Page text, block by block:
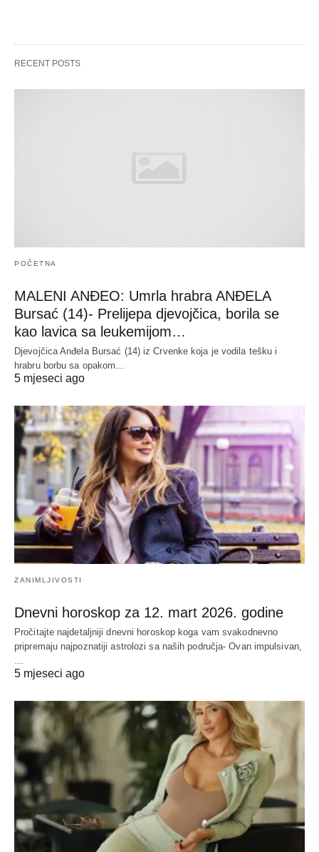
RECENT POSTS
POČETNA
MALENI ANĐEO: Umrla hrabra ANĐELA
Bursać (14)- Prelijepa djevojčica, borila se
kao lavica sa leukemijom…
Djevojčica Anđela Bursać (14) iz Crvenke koja je vodila tešku i
hrabru borbu sa opakom…
5 mjeseci ago
ZANIMLJIVOSTI
Dnevni horoskop za 12. mart 2026. godine
Pročitajte najdetaljniji dnevni horoskop koga vam svakodnevno
pripremaju najpoznatiji astrolozi sa naših područja- Ovan impulsivan,
5 mjeseci ago